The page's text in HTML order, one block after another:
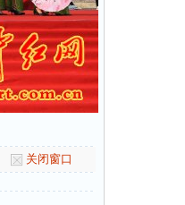
关闭窗口